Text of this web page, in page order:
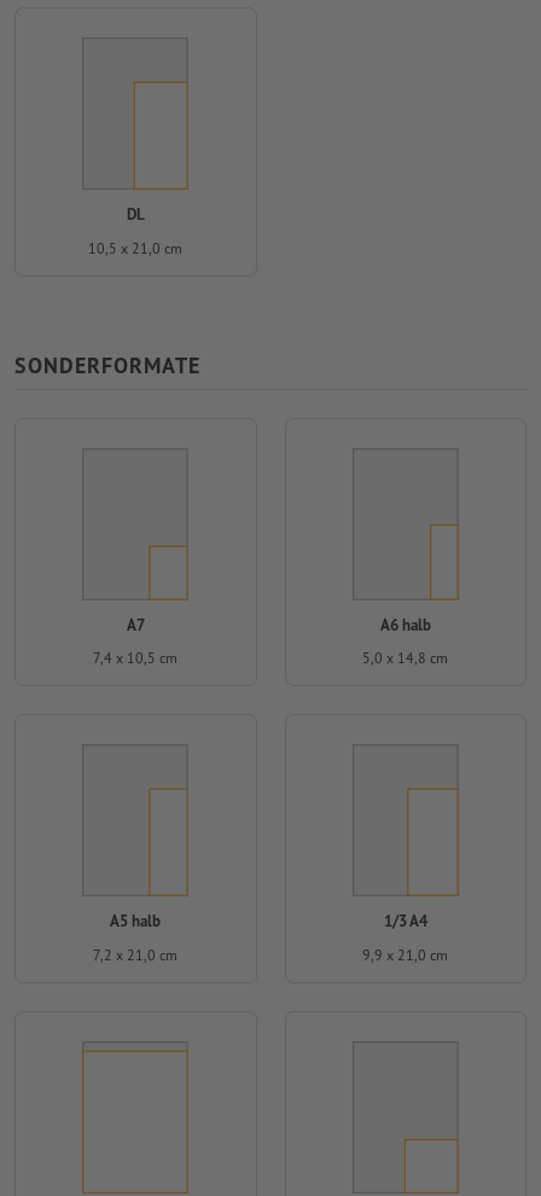
DL
10,5 x 21,0 cm
SONDERFORMATE
A7
7,4 x 10,5 cm
A6 halb
5,0 x 14,8 cm
A5 halb
7,2 x 21,0 cm
1/3 A4
9,9 x 21,0 cm